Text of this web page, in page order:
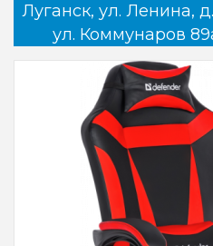
Луганск, ул. Ленина,
ул. Коммунаров